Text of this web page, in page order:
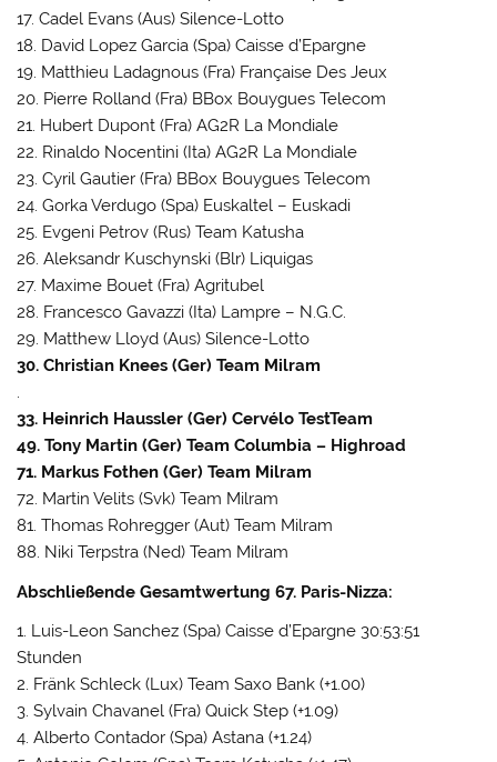
17. Cadel Evans (Aus) Silence-Lotto
18. David Lopez Garcia (Spa) Caisse d’Epargne
19. Matthieu Ladagnous (Fra) Française Des Jeux
20. Pierre Rolland (Fra) BBox Bouygues Telecom
21. Hubert Dupont (Fra) AG2R La Mondiale
22. Rinaldo Nocentini (Ita) AG2R La Mondiale
23. Cyril Gautier (Fra) BBox Bouygues Telecom
24. Gorka Verdugo (Spa) Euskaltel – Euskadi
25. Evgeni Petrov (Rus) Team Katusha
26. Aleksandr Kuschynski (Blr) Liquigas
27. Maxime Bouet (Fra) Agritubel
28. Francesco Gavazzi (Ita) Lampre – N.G.C.
29. Matthew Lloyd (Aus) Silence-Lotto
30. Christian Knees (Ger) Team Milram
.
33. Heinrich Haussler (Ger) Cervélo TestTeam
49. Tony Martin (Ger) Team Columbia – Highroad
71. Markus Fothen (Ger) Team Milram
72. Martin Velits (Svk) Team Milram
81. Thomas Rohregger (Aut) Team Milram
88. Niki Terpstra (Ned) Team Milram
Abschließende Gesamtwertung 67. Paris-Nizza:
1. Luis-Leon Sanchez (Spa) Caisse d’Epargne 30:53:51
Stunden
2. Fränk Schleck (Lux) Team Saxo Bank (+1.00)
3. Sylvain Chavanel (Fra) Quick Step (+1.09)
4. Alberto Contador (Spa) Astana (+1.24)